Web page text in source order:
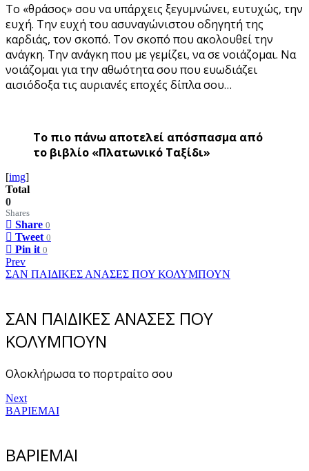
Το «θράσος» σου να υπάρχεις ξεγυμνώνει, ευτυχώς, την
ευχή. Την ευχή του ασυναγώνιστου οδηγητή της
καρδιάς, τον σκοπό. Τον σκοπό που ακολουθεί την
ανάγκη. Την ανάγκη που με γεμίζει, να σε νοιάζομαι. Να
νοιάζομαι για την αθωότητα σου που ευωδιάζει
αισιόδοξα τις αυριανές εποχές δίπλα σου…
Το πιο πάνω αποτελεί απόσπασμα από
το βιβλίο «Πλατωνικό Ταξίδι»
[img]
Total
0
Shares
Share 0
Tweet 0
Pin it 0
Prev
ΣΑΝ ΠΑΙΔΙΚΕΣ ΑΝΑΣΕΣ ΠΟΥ ΚΟΛΥΜΠΟΥΝ
ΣΑΝ ΠΑΙΔΙΚΕΣ ΑΝΑΣΕΣ ΠΟΥ
ΚΟΛΥΜΠΟΥΝ
Ολοκλήρωσα το πορτραίτο σου
Next
ΒΑΡΙΕΜΑΙ
ΒΑΡΙΕΜΑΙ